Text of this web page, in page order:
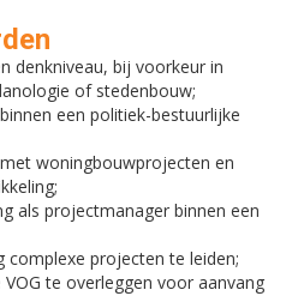
denkniveau, bij voorkeur in
of stedenbouw;
een politiek-bestuurlijke
woningbouwprojecten en
als projectmanager binnen een
complexe projecten te leiden;
te overleggen voor aanvang